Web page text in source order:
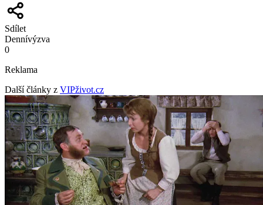
Sdílet
Dennívýzva
0
Reklama
Další články z VIPživot.cz